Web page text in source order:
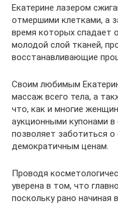
Екатерине лазером
отмершими клетками, а
время которых спадает
молодой слой тканей,
восстанавливающие
Своим любимым
массаж всего тела, а
что, как и многие
аукционными купонами
позволяет заботиться о
демократичным ценам.
Проводя
уверена в том, что
поскольку рано начиная